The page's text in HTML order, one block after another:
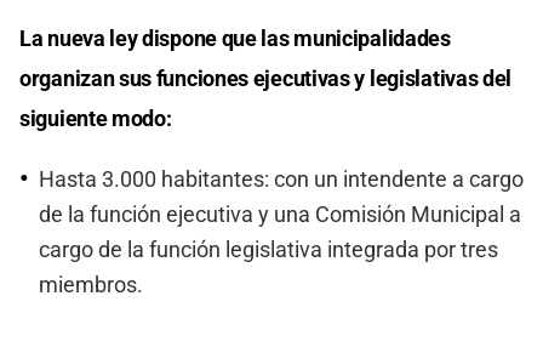
La nueva ley dispone que las municipalidades
organizan sus funciones ejecutivas y legislativas del
siguiente modo:
Hasta 3.000 habitantes: con un intendente a cargo
de la función ejecutiva y una Comisión Municipal a
cargo de la función legislativa integrada por tres
miembros.